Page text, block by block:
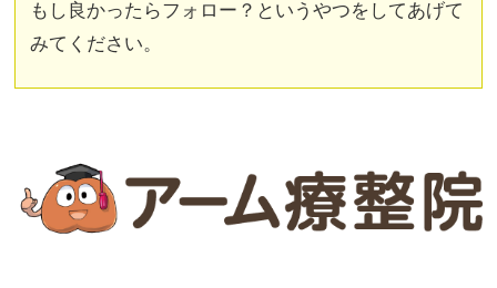
もし良かったらフォロー？というやつをしてあげて
みてください。